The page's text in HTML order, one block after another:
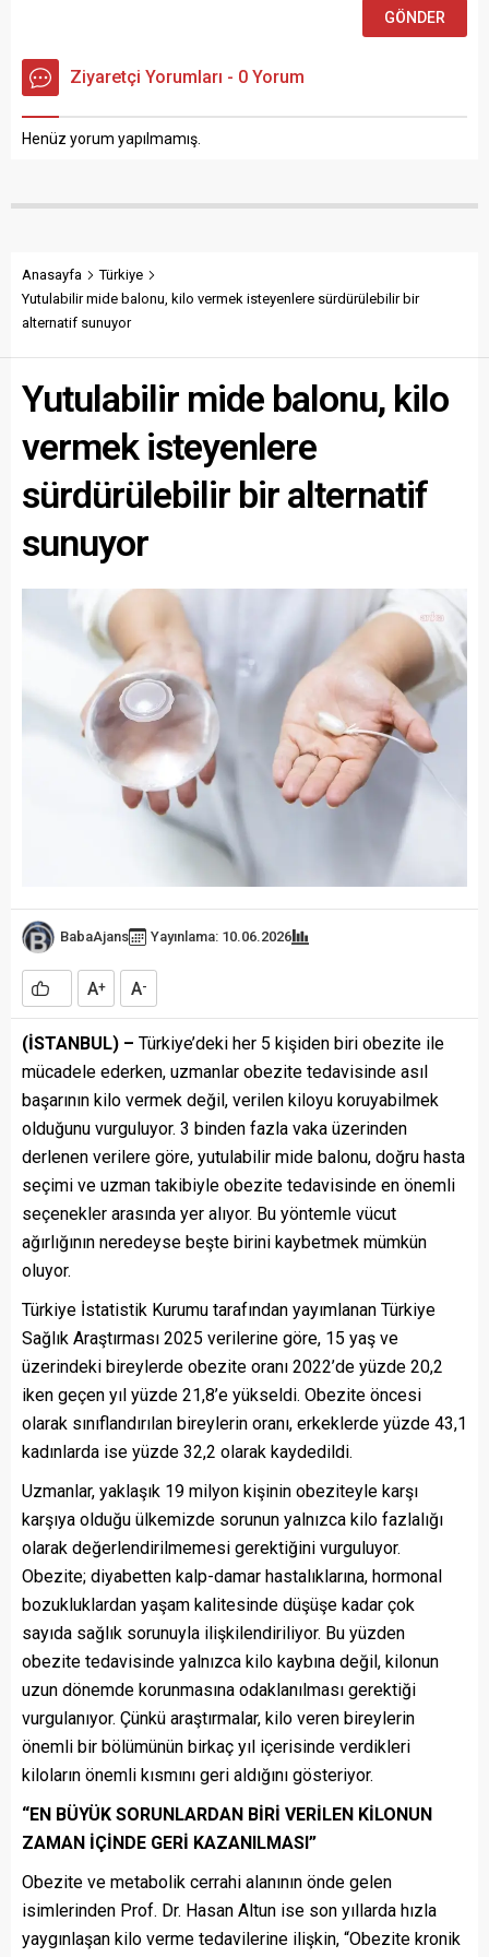
Ziyaretçi Yorumları - 0 Yorum
Henüz yorum yapılmamış.
Anasayfa
Türkiye
Yutulabilir mide balonu, kilo vermek isteyenlere sürdürülebilir bir
alternatif sunuyor
Yutulabilir mide balonu, kilo
vermek isteyenlere
sürdürülebilir bir alternatif
sunuyor
BabaAjans Yayınlama: 10.06.2026
A+ A-
(İSTANBUL) – Türkiye’deki her 5 kişiden biri obezite ile
mücadele ederken, uzmanlar obezite tedavisinde asıl
başarının kilo vermek değil, verilen kiloyu koruyabilmek
olduğunu vurguluyor. 3 binden fazla vaka üzerinden
derlenen verilere göre, yutulabilir mide balonu, doğru hasta
seçimi ve uzman takibiyle obezite tedavisinde en önemli
seçenekler arasında yer alıyor. Bu yöntemle vücut
ağırlığının neredeyse beşte birini kaybetmek mümkün
oluyor.
Türkiye İstatistik Kurumu tarafından yayımlanan Türkiye
Sağlık Araştırması 2025 verilerine göre, 15 yaş ve
üzerindeki bireylerde obezite oranı 2022’de yüzde 20,2
iken geçen yıl yüzde 21,8’e yükseldi. Obezite öncesi
olarak sınıflandırılan bireylerin oranı, erkeklerde yüzde 43,1
kadınlarda ise yüzde 32,2 olarak kaydedildi.
Uzmanlar, yaklaşık 19 milyon kişinin obeziteyle karşı
karşıya olduğu ülkemizde sorunun yalnızca kilo fazlalığı
olarak değerlendirilmemesi gerektiğini vurguluyor.
Obezite; diyabetten kalp-damar hastalıklarına, hormonal
bozukluklardan yaşam kalitesinde düşüşe kadar çok
sayıda sağlık sorunuyla ilişkilendiriliyor. Bu yüzden
obezite tedavisinde yalnızca kilo kaybına değil, kilonun
uzun dönemde korunmasına odaklanılması gerektiği
vurgulanıyor. Çünkü araştırmalar, kilo veren bireylerin
önemli bir bölümünün birkaç yıl içerisinde verdikleri
kiloların önemli kısmını geri aldığını gösteriyor.
“EN BÜYÜK SORUNLARDAN BİRİ VERİLEN KİLONUN
ZAMAN İÇİNDE GERİ KAZANILMASI”
Obezite ve metabolik cerrahi alanının önde gelen
isimlerinden Prof. Dr. Hasan Altun ise son yıllarda hızla
yaygınlaşan kilo verme tedavilerine ilişkin, “Obezite kronik